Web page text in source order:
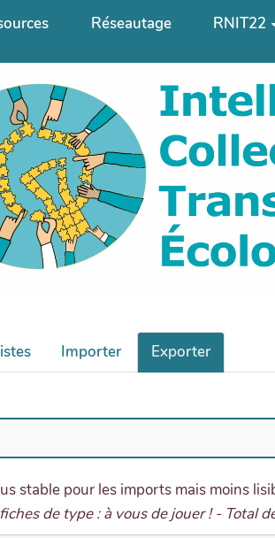
Réseautage RNIT22
Importer Exporter
stable pour les imports mais moins
de type : à vous de jouer ! - Total